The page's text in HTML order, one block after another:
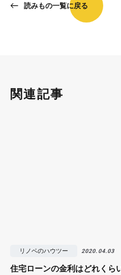
読みもの一覧に戻る
関連記事
リノベのハウツー 2020.04.03
住宅ローンの金利はどれくら